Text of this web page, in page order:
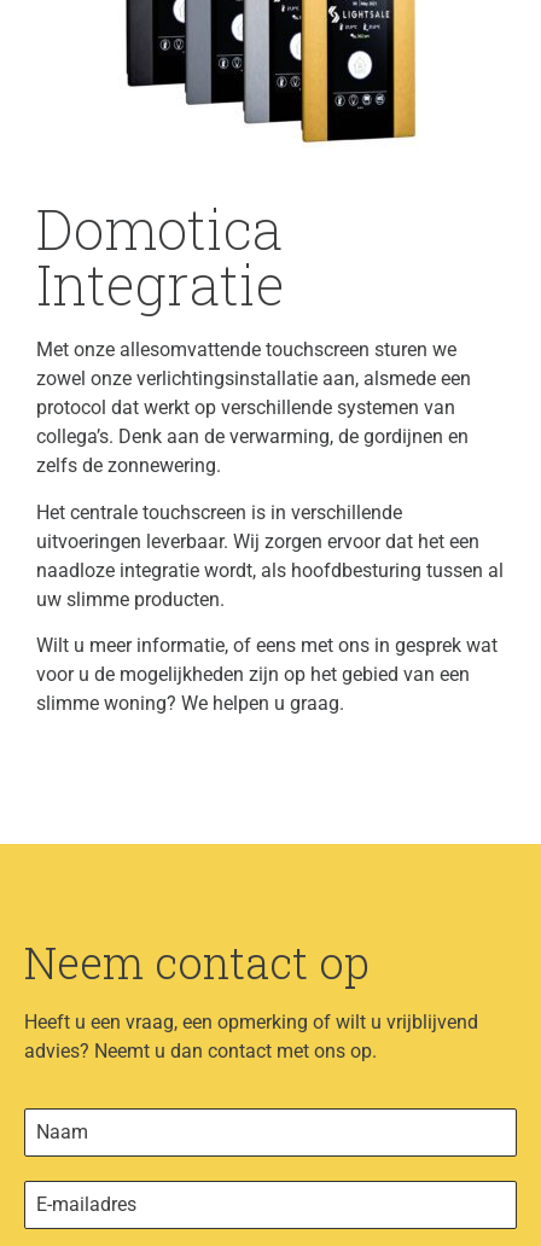
Domotica
Integratie
Met onze allesomvattende touchscreen sturen we
zowel onze verlichtingsinstallatie aan, alsmede een
protocol dat werkt op verschillende systemen van
collega’s. Denk aan de verwarming, de gordijnen en
zelfs de zonnewering.
Het centrale touchscreen is in verschillende
uitvoeringen leverbaar. Wij zorgen ervoor dat het een
naadloze integratie wordt, als hoofdbesturing tussen al
uw slimme producten.
Wilt u meer informatie, of eens met ons in gesprek wat
voor u de mogelijkheden zijn op het gebied van een
slimme woning? We helpen u graag.
Neem contact op
Heeft u een vraag, een opmerking of wilt u vrijblijvend
advies? Neemt u dan contact met ons op.